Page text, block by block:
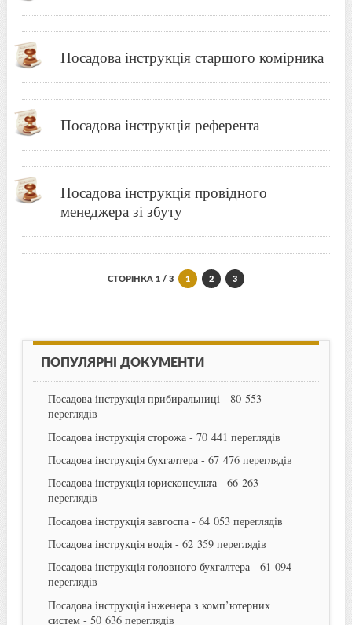
Посадова інструкція старшого комірника
Посадова інструкція референта
Посадова інструкція провідного
менеджера зі збуту
СТОРІНКА 1 / 3 1 2 3
ПОПУЛЯРНІ ДОКУМЕНТИ
Посадова інструкція прибиральниці- 80 553
переглядів
Посадова інструкція сторожа- 70 441 переглядів
Посадова інструкція бухгалтера- 67 476 переглядів
Посадова інструкція юрисконсульта- 66 263
переглядів
Посадова інструкція завгоспа- 64 053 переглядів
Посадова інструкція водія- 62 359 переглядів
Посадова інструкція головного бухгалтера- 61 094
переглядів
Посадова інструкція інженера з комп’ютерних
систем- 50 636 переглядів